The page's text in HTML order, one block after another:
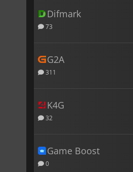
Difmark
73
G2A
311
K4G
32
Game Boost
0